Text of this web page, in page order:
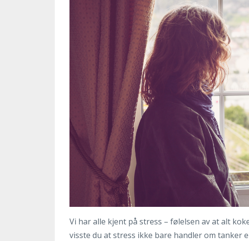
Vi har alle kjent på stress – følelsen av at alt
visste du at stress ikke bare handler om tanker